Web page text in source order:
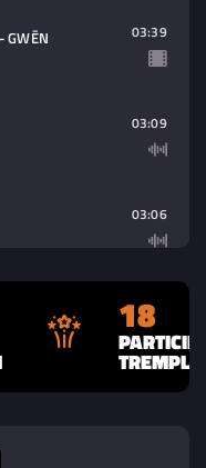
GWĒN 03:39
03:09
03:06
04:15
03:31
18